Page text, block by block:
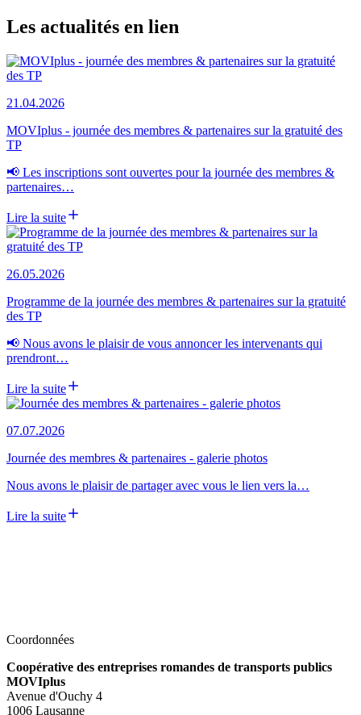
Les actualités en lien
21.04.2026
MOVIplus - journée des membres & partenaires sur la gratuité des
TP
📢 Les inscriptions sont ouvertes pour la journée des membres &
partenaires…
Lire la suite
26.05.2026
Programme de la journée des membres & partenaires sur la gratuité
des TP
📢 Nous avons le plaisir de vous annoncer les intervenants qui
prendront…
Lire la suite
07.07.2026
Journée des membres & partenaires - galerie photos
Nous avons le plaisir de partager avec vous le lien vers la…
Lire la suite
Coordonnées
Coopérative des entreprises romandes de transports publics
MOVIplus
Avenue d'Ouchy 4
1006 Lausanne